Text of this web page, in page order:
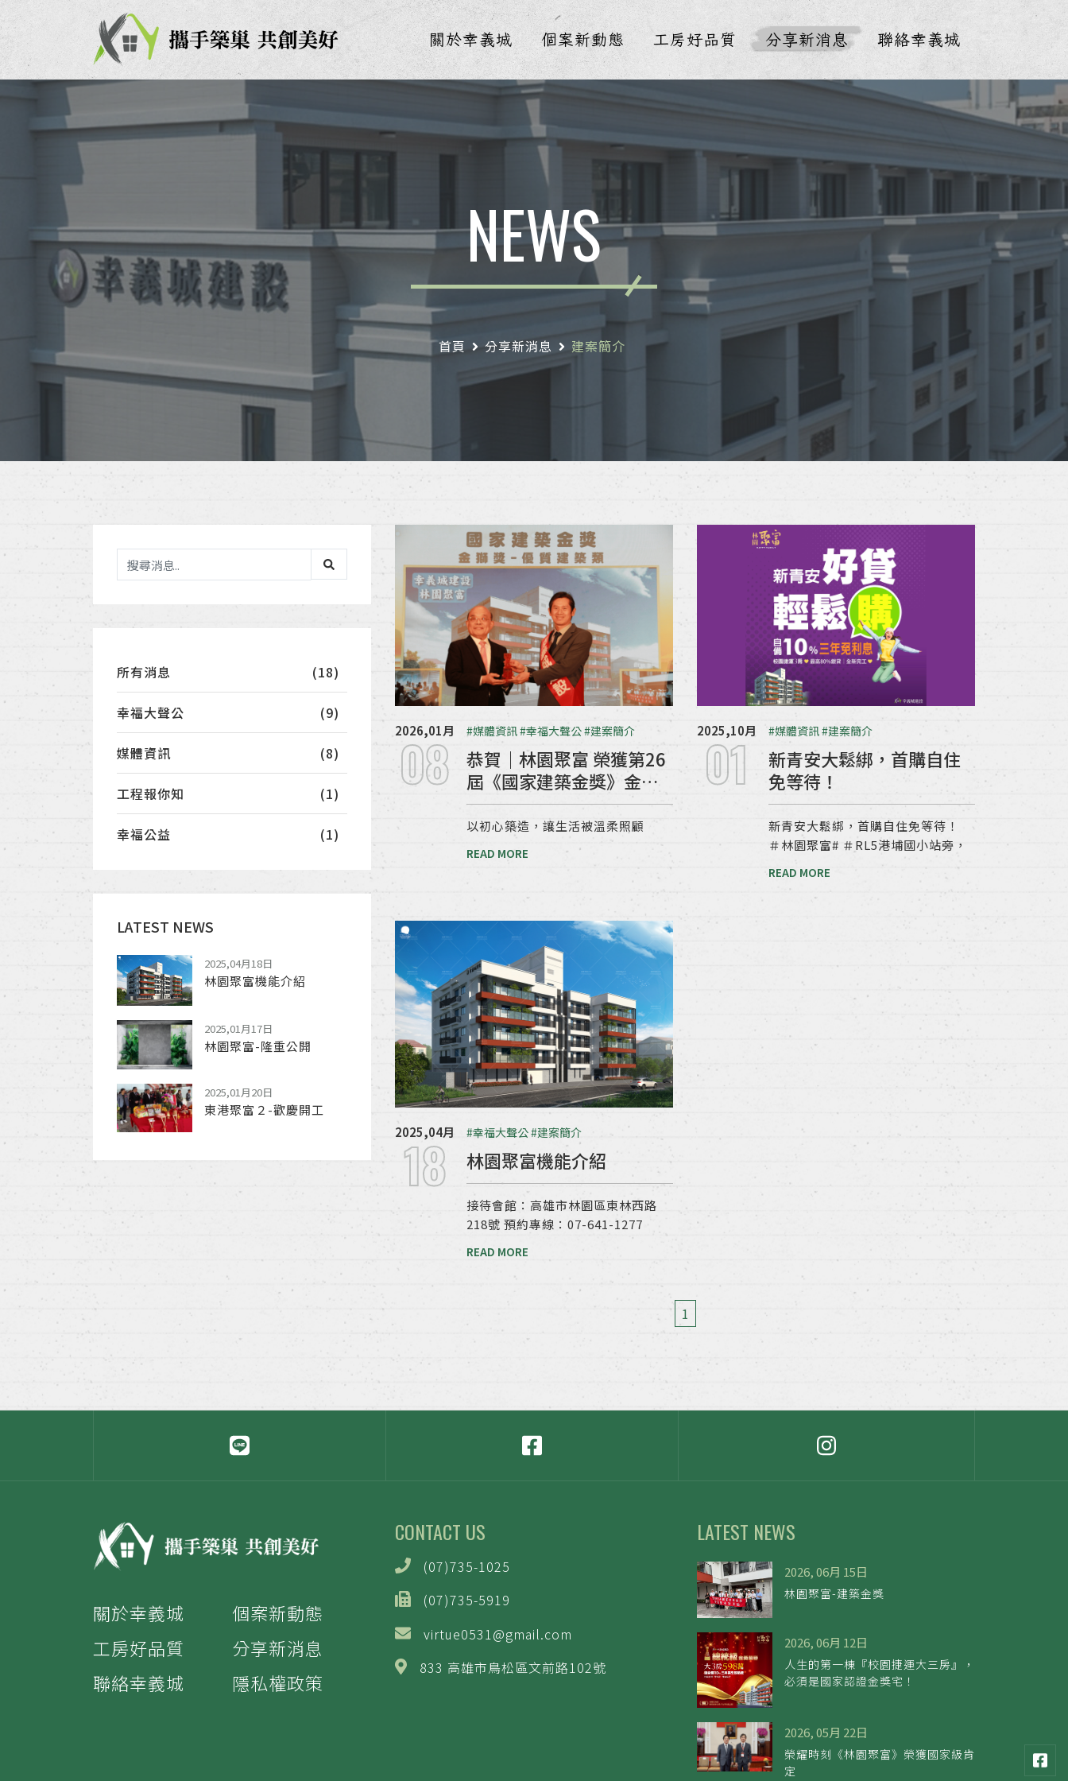
關於幸義城 個案新動態 工房好品質 分享新消息 聯絡幸義城
NEWS
首頁 分享新消息 建案簡介
所有消息 (18)
幸福大聲公 (9)
媒體資訊 (8)
工程報你知 (1)
幸福公益 (1)
LATEST NEWS
2025,04月18日
林園聚富機能介紹
2025,01月17日
林園聚富-隆重公開
2025,01月20日
東港聚富２-歡慶開工
2026,01月
08 #媒體資訊#幸福大聲公#建案簡介
恭賀｜林園聚富 榮獲第26
屆《國家建築金獎》金獅
獎 優質建築
以初心築造，讓生活被溫柔照顧
READ MORE
2025,10月
01 #媒體資訊#建案簡介
新青安大鬆綁，首購自住
免等待！
新青安大鬆綁，首購自住免等待！
＃林園聚富# ＃RL5港埔國小站旁，
READ MORE
2025,04月
18 #幸福大聲公#建案簡介
林園聚富機能介紹
接待會館：高雄市林園區東林西路
218號 預約專線：07-641-1277
READ MORE
1
關於幸義城
個案新動態
工房好品質
分享新消息
聯絡幸義城
隱私權政策
CONTACT US
(07)735-1025
(07)735-5919
virtue0531@gmail.com
833 高雄市鳥松區文前路102號
LATEST NEWS
2026, 06月 15日
林園聚富-建築金獎
2026, 06月 12日
人生的第一棟『校園捷運大三房』，
必須是國家認證金獎宅！
2026, 05月 22日
榮耀時刻《林園聚富》榮獲國家級肯
定